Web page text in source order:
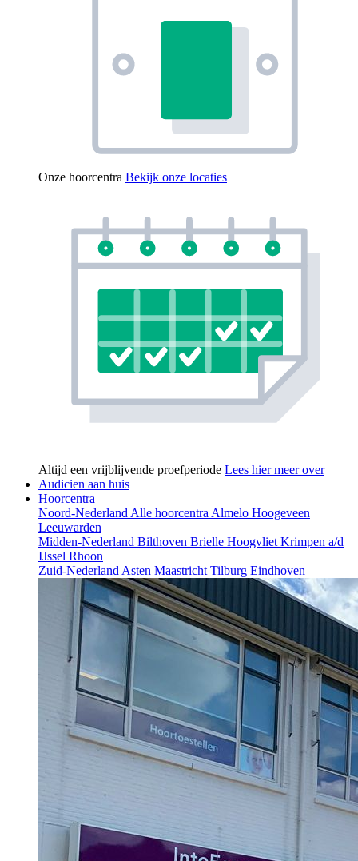
Onze hoorcentra Bekijk onze locaties
Altijd een vrijblijvende proefperiode Lees hier meer over
Audicien aan huis
Hoorcentra
Noord-NederlandAlle hoorcentraAlmelo Hoogeveen
Leeuwarden
Midden-Nederland Bilthoven Brielle HoogvlietKrimpen a/d
IJssel Rhoon
Zuid-NederlandAsten MaastrichtTilburg Eindhoven